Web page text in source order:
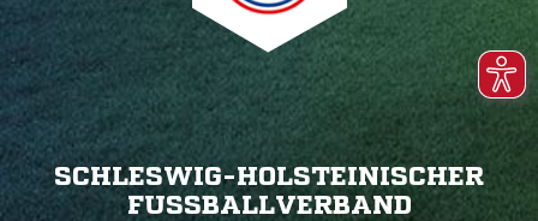
SCHLESWIG-HOLSTEINISCHER
FUSSBALLVERBAND